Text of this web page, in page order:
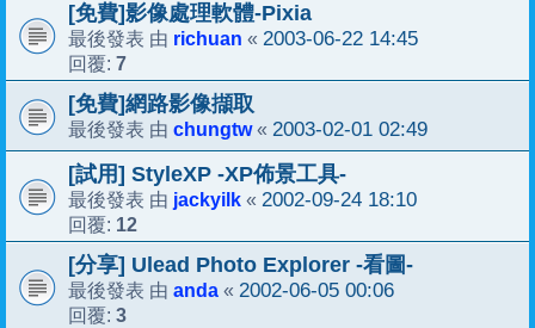
[免費]影像處理軟體-Pixia
最後發表 由 richuan « 2003-06-22 14:45
回覆: 7
[免費]網路影像擷取
最後發表 由 chungtw« 2003-02-01 02:49
[試用] StyleXP -XP佈景工具-
最後發表 由 jackyilk « 2002-09-24 18:10
回覆: 12
[分享] Ulead Photo Explorer -看圖-
最後發表 由 anda « 2002-06-05 00:06
回覆: 3